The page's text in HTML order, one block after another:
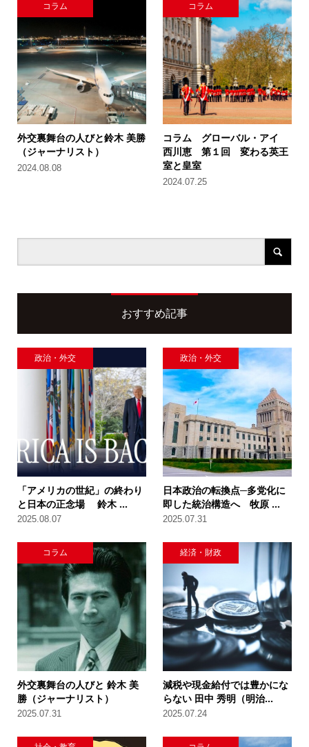
コラム
外交裏舞台の人びと鈴木 美勝
（ジャーナリスト）
2024.08.08
コラム
コラム グローバル・アイ
西川恵 第１回 変わる英王
室と皇室
2024.07.25
おすすめ記事
政治・外交
「アメリカの世紀」の終わり
と日本の正念場 鈴木 ...
2025.08.07
政治・外交
日本政治の転換点─多党化に
即した統治構造へ 牧原 ...
2025.07.31
コラム
外交裏舞台の人びと 鈴木 美
勝（ジャーナリスト）
2025.07.31
経済・財政
減税や現金給付では豊かにな
らない 田中 秀明（明治...
2025.07.24